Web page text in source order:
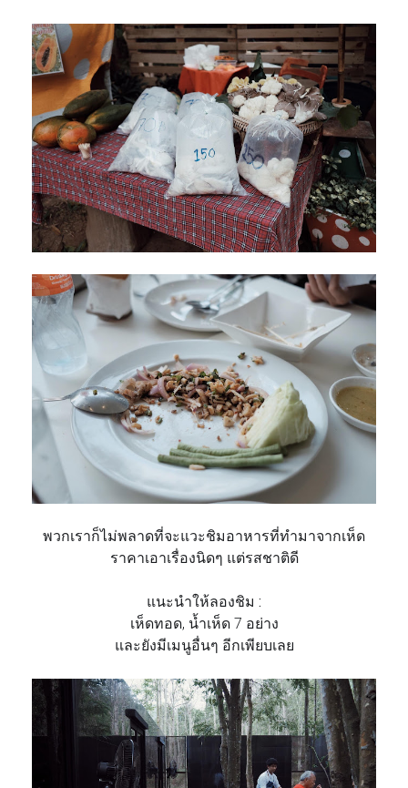
พวกเราก็ไม่พลาดที่จะแวะชิมอาหารที่ทำมาจากเห็ด
ราคาเอาเรื่องนิดๆ แต่รสชาติดี
แนะนำให้ลองชิม :
เห็ดทอด, น้ำเห็ด 7 อย่าง
และยังมีเมนูอื่นๆ อีกเพียบเลย